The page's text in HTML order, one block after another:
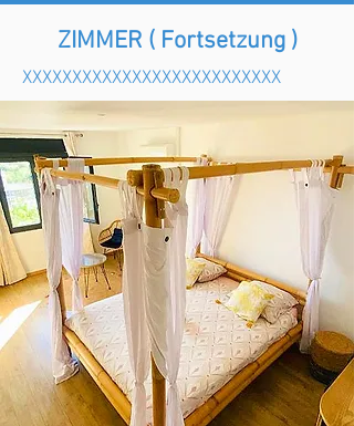
ZIMMER ( Fortsetzung )
XXXXXXXXXXXXXXXXXXXXXXXXXX